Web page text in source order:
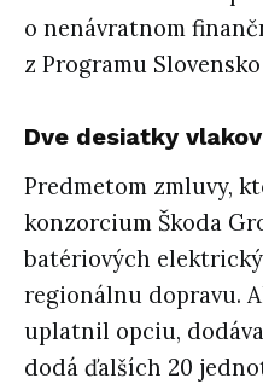
o nenávratnom
z Programu Slovensko
Dve desiatky
Predmetom zmluvy,
konzorcium Škoda
batériových
regionálnu dopravu.
uplatnil opciu,
dodá ďalších 20